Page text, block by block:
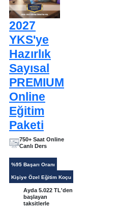
2027
YKS'ye
Hazırlık
Sayısal
PREMIUM
Online
Eğitim
Paketi
750+ Saat Online
Canlı Ders
%95 Başarı Oranı
Kişiye Özel Eğitim Koçu
Ayda 5.022 TL'den
başlayan
taksitlerle